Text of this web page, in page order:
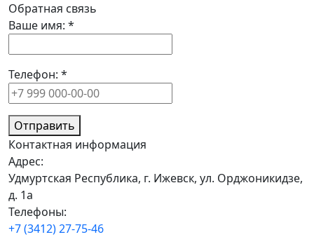
Обратная связь
Ваше имя: *
Телефон: *
Отправить
Контактная информация
Адрес:
Удмуртская Республика, г. Ижевск, ул. Орджоникидзе,
д. 1а
Телефоны:
+7 (3412) 27-75-46